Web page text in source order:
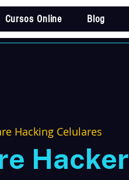
Cursos Online Blog
Hacking Celulares
Hacker